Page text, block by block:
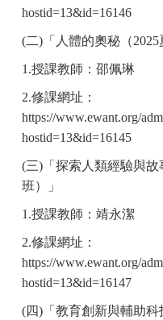
hostid=13&id=16146
(二)「人體的奧秘（2025
1.授課教師：邵佩琳
2.修課網址：
https://www.ewant.org/
hostid=13&id=16145
(三)「探索人類經驗與
班）」
1.授課教師：靖永潔
2.修課網址：
https://www.ewant.org/
hostid=13&id=16147
(四)「教育創新與輔助